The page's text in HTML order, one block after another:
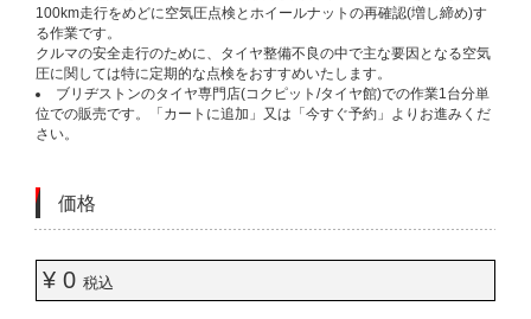
100km走行をめどに空気圧点検とホイールナットの再確認(増し締め)す
る作業です。​
クルマの安全走行のために、タイヤ整備不良の中で主な要因となる空気
圧に関しては特に定期的な点検をおすすめいたします。​
ブリヂストンのタイヤ専門店(コクピット/タイヤ館)での作業1台分単
位での販売です。「カートに追加」又は「今すぐ予約」よりお進みくだ
さい。​
価格
¥ 0 税込